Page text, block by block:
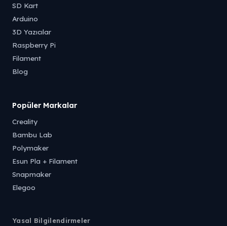
SD Kart
Arduino
3D Yazıcılar
Raspberry Pi
Filament
Blog
Popüler Markalar
Creality
Bambu Lab
Polymaker
Esun Pla + Filament
Snapmaker
Elegoo
Yasal Bilgilendirmeler